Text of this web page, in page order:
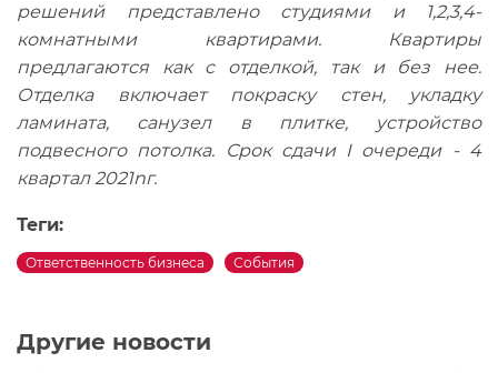
Другие новости
решений представлено студиями и 1,2,3,4-
комнатными квартирами. Квартиры
предлагаются как с отделкой, так и без нее.
Отделка включает покраску стен, укладку
ламината, санузел в плитке, устройство
подвесного потолка. Срок сдачи I очереди - 4
квартал 2021nг.
Теги:
Ответственность бизнеса События